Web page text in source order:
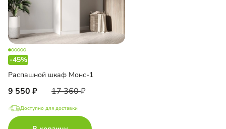
-45%
Распашной шкаф Монс-1
9 550 17 360
Доступно для доставки